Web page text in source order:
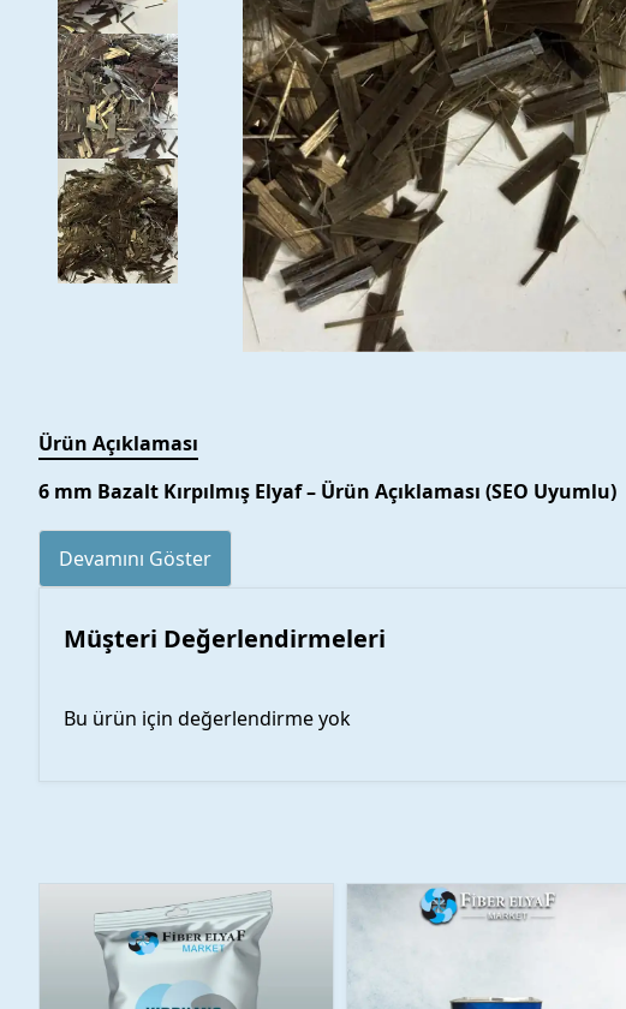
Ürün Açıklaması
6 mm Bazalt Kırpılmış Elyaf – Ürün Açıklaması (SEO Uyumlu)
Devamını Göster
Müşteri Değerlendirmeleri
Bu ürün için değerlendirme yok